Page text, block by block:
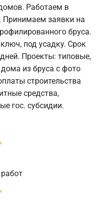
Работаем в
Принимаем заявки на
бруса.
под усадку. Срок
Проекты: типовые,
из бруса с фото
строительства
средства,
гос. субсидии.